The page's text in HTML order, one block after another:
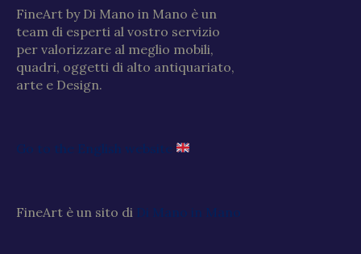
FineArt by Di Mano in Mano è un
team di esperti al vostro servizio
per valorizzare al meglio mobili,
quadri, oggetti di alto antiquariato,
arte e Design.
Go to the English website
FineArt è un sito di Di Mano in Mano